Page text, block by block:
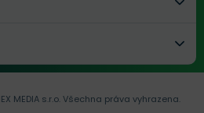
MEDIA s.r.o.Všechna práva vyhrazena.